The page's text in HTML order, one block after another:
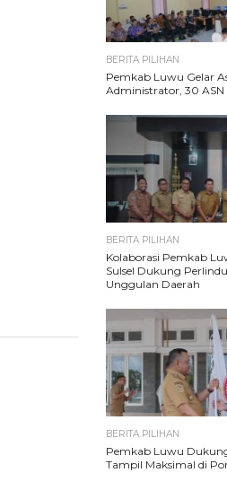
BERITA PILIHAN
Pemkab Luwu Gelar
Administrator, 30
BERITA PILIHAN
Kolaborasi Pemkab
Sulsel Dukung
Unggulan Daerah
BERITA PILIHAN
Pemkab Luwu
Tampil Maksimal di